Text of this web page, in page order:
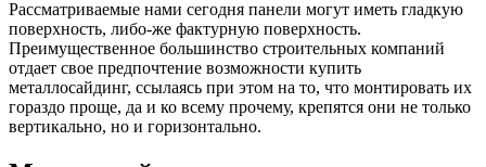
Рассматриваемые нами сегодня панели могут иметь гладкую
поверхность, либо-же фактурную поверхность.
Преимущественное большинство строительных компаний
отдает свое предпочтение возможности купить
металлосайдинг, ссылаясь при этом на то, что монтировать их
гораздо проще, да и ко всему прочему, крепятся они не только
вертикально, но и горизонтально.